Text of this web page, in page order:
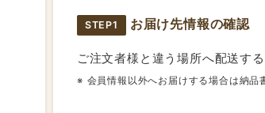
STEP1 お届け先情報の確認
ご注文者様と違う場所へ配送す
会員情報以外へお届けする場合は納品